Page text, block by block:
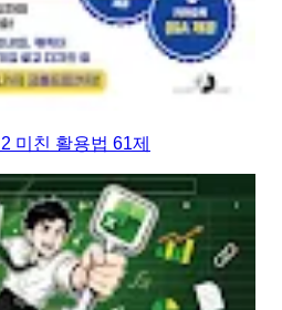
미친 활용법 61제